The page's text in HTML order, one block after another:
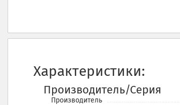
Характеристики:
Производитель/Серия
Производитель